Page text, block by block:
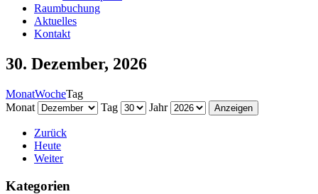
Raumbuchung
Aktuelles
Kontakt
30. Dezember, 2026
MonatWocheTag
Monat
Tag Jahr
Zurück
Heute
Weiter
Kategorien